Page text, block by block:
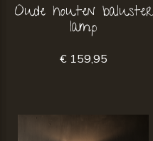
Oude houten baluster
lamp
€ 159,95